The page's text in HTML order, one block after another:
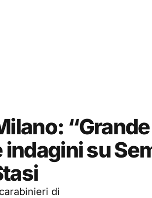
“Grande
su
di